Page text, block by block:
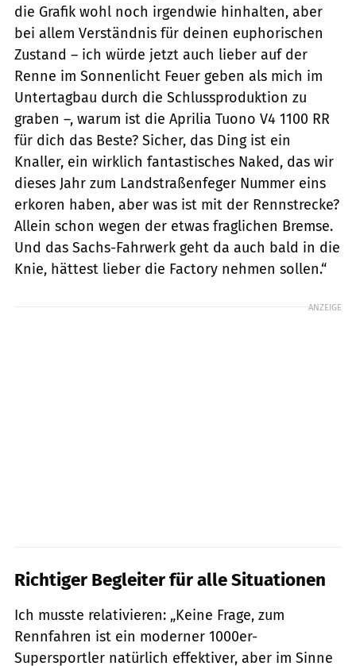
die Grafik wohl noch irgendwie hinhalten, aber
bei allem Verständnis für deinen euphorischen
Zustand – ich würde jetzt auch lieber auf der
Renne im Sonnenlicht Feuer geben als mich im
Untertagbau durch die Schlussproduktion zu
graben –, warum ist die Aprilia Tuono V4 1100 RR
für dich das Beste? Sicher, das Ding ist ein
Knaller, ein wirklich fantastisches Naked, das wir
dieses Jahr zum Landstraßenfeger Nummer eins
erkoren haben, aber was ist mit der Rennstrecke?
Allein schon wegen der etwas fraglichen Bremse.
Und das Sachs-Fahrwerk geht da auch bald in die
Knie, hättest lieber die Factory nehmen sollen.“
ANZEIGE
Richtiger Begleiter für alle Situationen
Ich musste relativieren: „Keine Frage, zum
Rennfahren ist ein moderner 1000er-
Supersportler natürlich effektiver, aber im Sinne